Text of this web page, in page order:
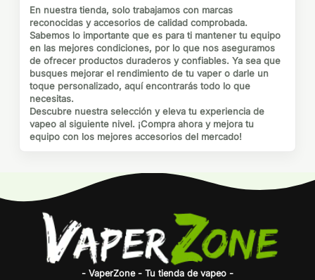
En nuestra tienda, solo trabajamos con marcas
reconocidas y accesorios de calidad comprobada.
Sabemos lo importante que es para ti mantener tu equipo
en las mejores condiciones, por lo que nos aseguramos
de ofrecer productos duraderos y confiables. Ya sea que
busques mejorar el rendimiento de tu vaper o darle un
toque personalizado, aquí encontrarás todo lo que
necesitas.
Descubre nuestra selección y eleva tu experiencia de
vapeo al siguiente nivel. ¡Compra ahora y mejora tu
equipo con los mejores accesorios del mercado!
- VaperZone - Tu tienda de vapeo -